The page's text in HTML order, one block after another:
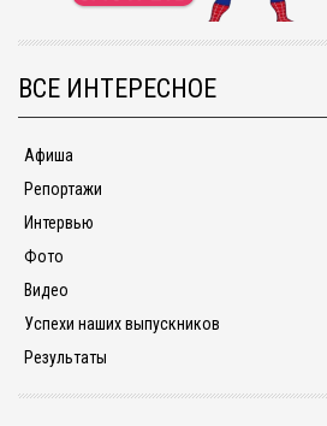
ВСЕ ИНТЕРЕСНОЕ
Афиша
Репортажи
Интервью
Фото
Видео
Успехи наших выпускников
Результаты